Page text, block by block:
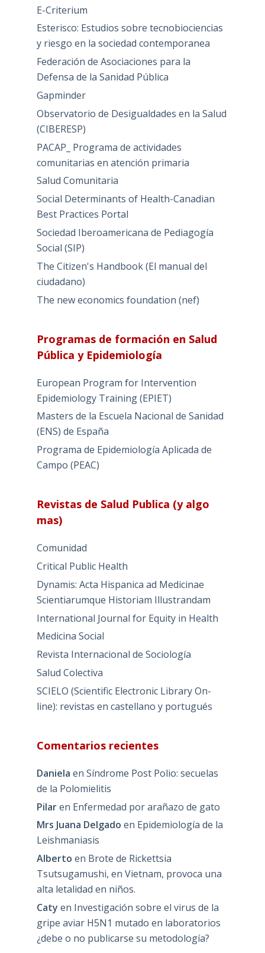
E-Criterium
Esterisco: Estudios sobre tecnobiociencias
y riesgo en la sociedad contemporanea
Federación de Asociaciones para la
Defensa de la Sanidad Pública
Gapminder
Observatorio de Desigualdades en la Salud
(CIBERESP)
PACAP_ Programa de actividades
comunitarias en atención primaria
Salud Comunitaria
Social Determinants of Health-Canadian
Best Practices Portal
Sociedad Iberoamericana de Pediagogía
Social (SIP)
The Citizen's Handbook (El manual del
ciudadano)
The new economics foundation (nef)
Programas de formación en Salud
Pública y Epidemiología
European Program for Intervention
Epidemiology Training (EPIET)
Masters de la Escuela Nacional de Sanidad
(ENS) de España
Programa de Epidemiología Aplicada de
Campo (PEAC)
Revistas de Salud Publica (y algo
mas)
Comunidad
Critical Public Health
Dynamis: Acta Hispanica ad Medicinae
Scientiarumque Historiam Illustrandam
International Journal for Equity in Health
Medicina Social
Revista Internacional de Sociología
Salud Colectiva
SCIELO (Scientific Electronic Library On-
line): revistas en castellano y portugués
Comentarios recientes
Daniela en Síndrome Post Polio: secuelas
de la Polomielitis
Pilaren Enfermedad por arañazo de gato
Mrs Juana Delgado en Epidemiología de la
Leishmaniasis
Alberto en Brote de Rickettsia
Tsutsugamushi, en Vietnam, provoca una
alta letalidad en niños.
Caty en Investigación sobre el virus de la
gripe aviar H5N1 mutado en laboratorios
¿debe o no publicarse su metodología?